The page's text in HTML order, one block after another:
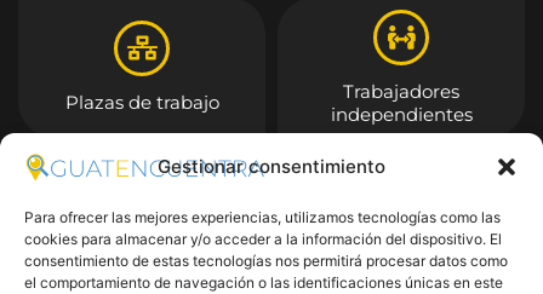
Gestionar consentimiento
Para ofrecer las mejores experiencias, utilizamos tecnologías como las
cookies para almacenar y/o acceder a la información del dispositivo. El
consentimiento de estas tecnologías nos permitirá procesar datos como
el comportamiento de navegación o las identificaciones únicas en este
Plazas de trabajo
Trabajadores
independientes
Entrar